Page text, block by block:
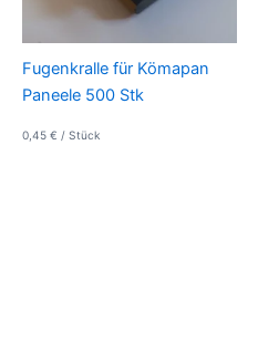
Fugenkralle für Kömapan
Paneele 500 Stk
0,45 € / Stück